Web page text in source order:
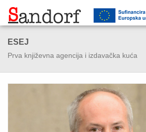
ESEJ
Prva književna agencija i izdavačka kuća